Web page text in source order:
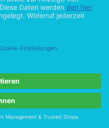
Schmerz ist der
können.“)